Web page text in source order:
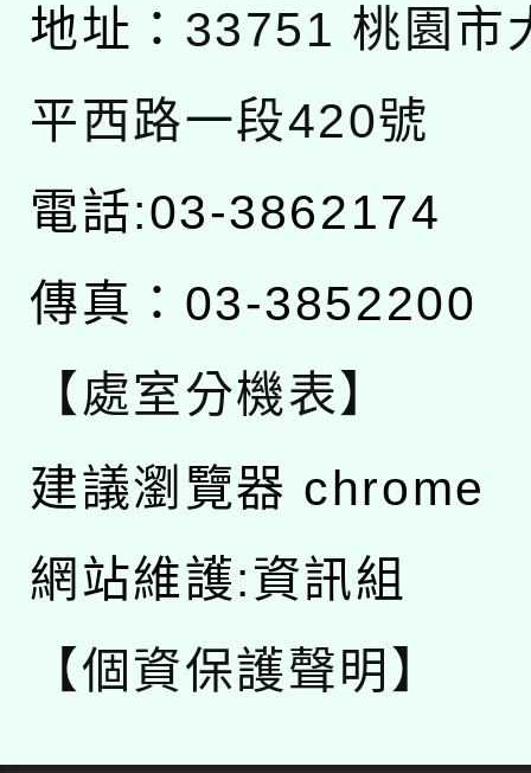
地址： 33751 桃園市
平西路一段420號
電話:03-3862174
傳真：03-3852200
【處室分機表】
建議瀏覽器 chrome
網站維護:資訊組
【個資保護聲明】